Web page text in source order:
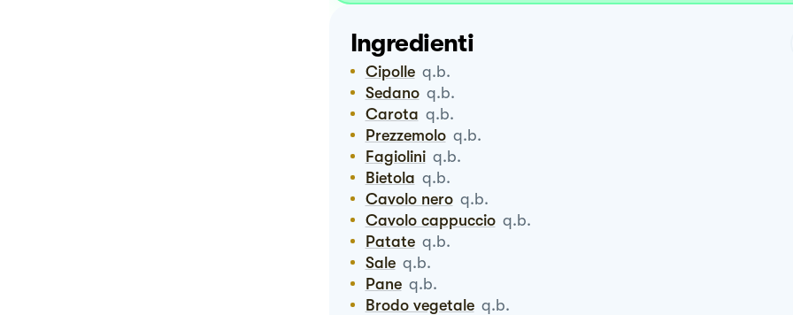
Ingredienti
Cipolle q.b.
Sedano q.b.
Carota q.b.
Prezzemolo q.b.
Fagiolini q.b.
Bietola q.b.
Cavolo nero q.b.
Cavolo cappuccio q.b.
Patate q.b.
Sale q.b.
Pane q.b.
Brodo vegetale q.b.